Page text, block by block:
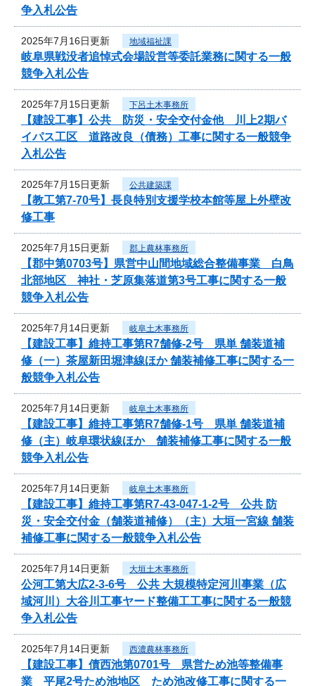
争入札公告
2025年7月16日更新 地域福祉課
岐阜県戦没者追悼式会場設営等委託業務に関する一般
競争入札公告
2025年7月15日更新 下呂土木事務所
【建設工事】公共 防災・安全交付金他 川上2期バ
イパス工区 道路改良（債務）工事に関する一般競争
入札公告
2025年7月15日更新 公共建築課
【教工第7-70号】長良特別支援学校本館等屋上外壁改
修工事
2025年7月15日更新 郡上農林事務所
【郡中第0703号】県営中山間地域総合整備事業 白鳥
北部地区 神社・芝原集落道第3号工事に関する一般
競争入札公告
2025年7月14日更新 岐阜土木事務所
【建設工事】維持工事第R7舗修-2号 県単 舗装道補
修（一）茶屋新田堀津線ほか 舗装補修工事に関する一
般競争入札公告
2025年7月14日更新 岐阜土木事務所
【建設工事】維持工事第R7舗修-1号 県単 舗装道補
修（主）岐阜環状線ほか 舗装補修工事に関する一般
競争入札公告
2025年7月14日更新 岐阜土木事務所
【建設工事】維持工事第R7-43-047-1-2号 公共 防
災・安全交付金（舗装道補修）（主）大垣一宮線 舗装
補修工事に関する一般競争入札公告
2025年7月14日更新 大垣土木事務所
公河工第大広2-3-6号 公共 大規模特定河川事業（広
域河川）大谷川工事ヤード整備工工事に関する一般競
争入札公告
2025年7月14日更新 西濃農林事務所
【建設工事】債西池第0701号 県営ため池等整備事
業 平尾2号ため池地区 ため池改修工事に関する一